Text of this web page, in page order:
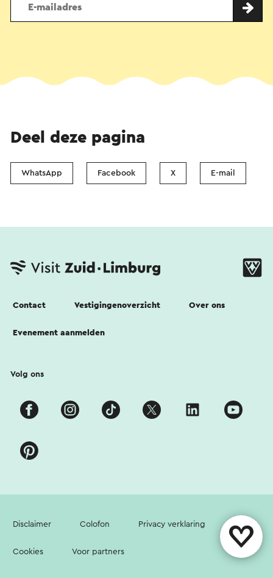
Deel deze pagina
WhatsApp Facebook X E-mail
Contact Vestigingenoverzicht Over ons
Evenement aanmelden
Volg ons
Disclaimer Colofon Privacy verklaring
Cookies Voor partners